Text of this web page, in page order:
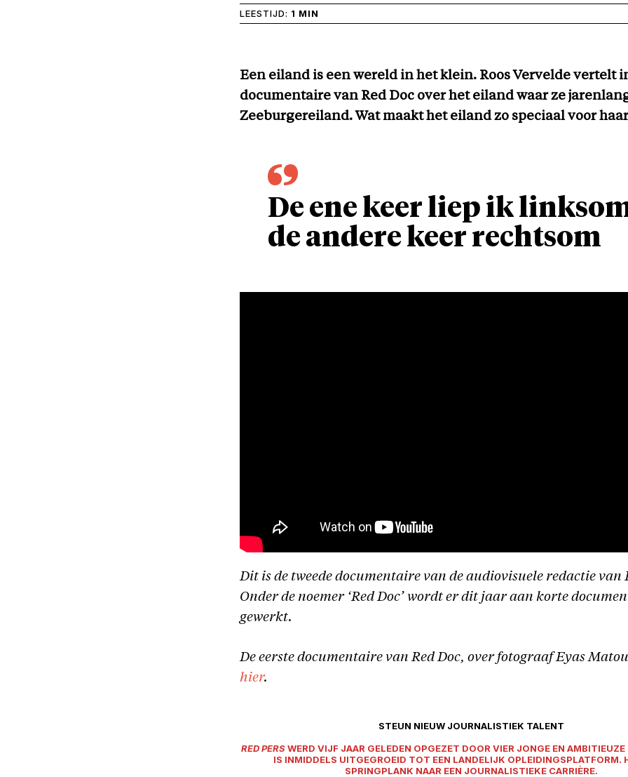
LEESTIJD: 1 MIN
Een eiland is een wereld in het klein. Roos Vervelde vertelt
documentaire van Red Doc over het eiland waar ze
Zeeburgereiland. Wat maakt het eiland zo speciaal voor
De ene keer liep ik
de andere keer rechtsom
Dit is de tweede documentaire van de audiovisuele redactie van
Onder de noemer ‘Red Doc’ wordt er dit jaar aan korte
gewerkt.
De eerste documentaire van Red Doc, over fotograaf Eyas
hier.
STEUN NIEUW JOURNALISTIEK TALENT
RED PERSWERD VIJF JAAR GELEDEN OPGEZET DOOR VIER JONGE EN
IS INMIDDELS UITGEGROEID TOT EEN LANDELIJK OPLEIDINGSPLATFORM.
SPRINGPLANK NAAR EEN JOURNALISTIEKE CARRIÈRE.